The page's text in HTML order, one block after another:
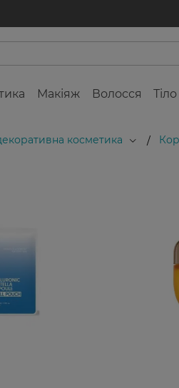
Макіяж Волосся Тіло
косметика /